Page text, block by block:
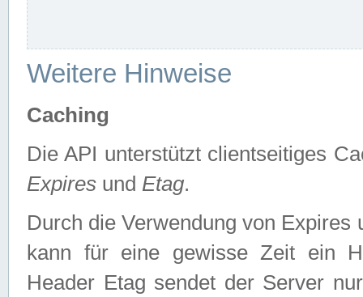
Weitere Hinweise
Caching
Die API unterstützt clientseitiges
Expires und Etag.
Durch die Verwendung von
kann für eine gewisse Zeit ein
Header Etag sendet der Server